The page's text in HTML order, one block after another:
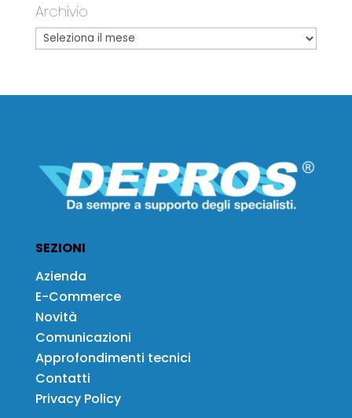
Archivio
SEZIONI
Azienda
E-Commerce
Novità
Comunicazioni
Approfondimenti tecnici
Contatti
Privacy Policy